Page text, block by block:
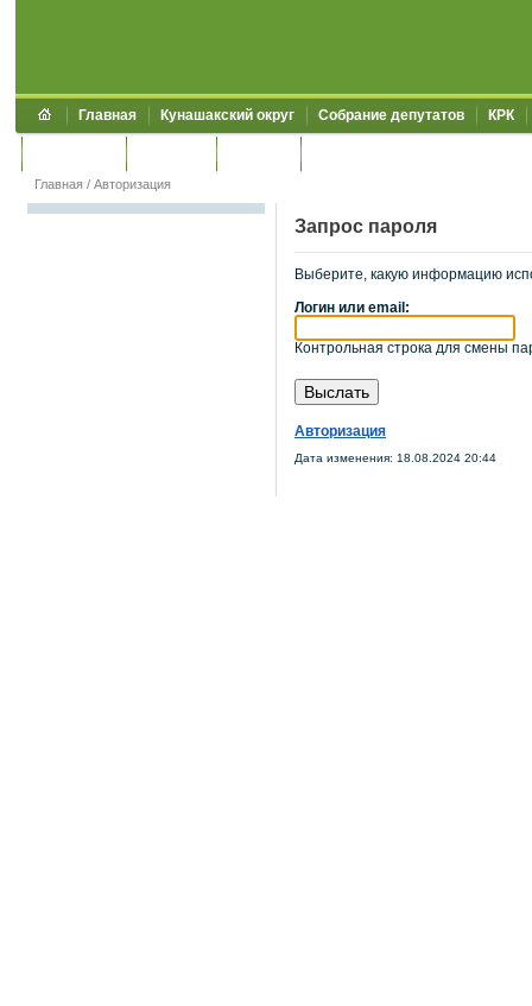
Главная Кунашакский округ Собрание депутатов КРК
Главная / Авторизация
Запрос пароля
Выберите, какую информацию
Логин или email:
Контрольная строка для смены
Авторизация
Дата изменения: 18.08.2024 20:44